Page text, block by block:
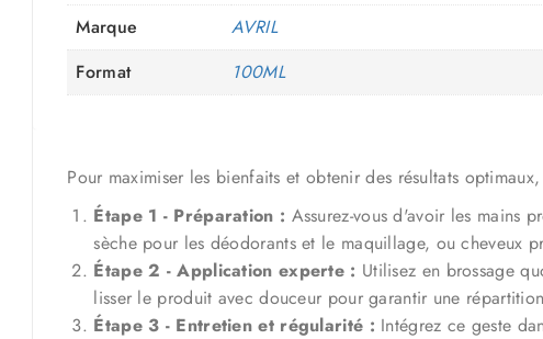
Marque
AVRIL
Format
100ML
Pour maximiser les bienfaits et obtenir des résultats
Étape 1 - Préparation : Assurez-vous d'avoir les mains
sèche pour les déodorants et le maquillage, ou cheveux
Étape 2 - Application experte : Utilisez en brossage
lisser le produit avec douceur pour garantir une
Étape 3 - Entretien et régularité : Intégrez ce geste